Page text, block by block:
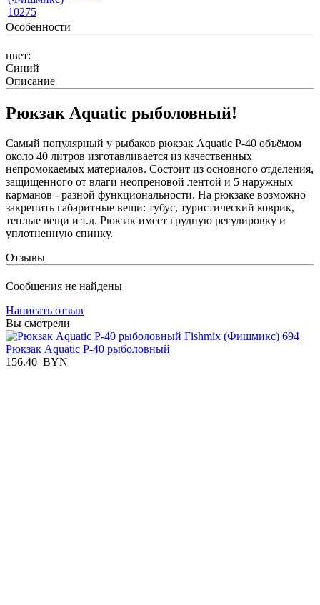
Особенности
цвет:
Синий
Описание
Рюкзак Aquatic рыболовный!
Самый популярный у рыбаков рюкзак Aquatic Р-40 объёмом
около 40 литров изготавливается из качественных
непромокаемых материалов. Состоит из основного отделения,
защищенного от влаги неопреновой лентой и 5 наружных
карманов - разной функциональности. На рюкзаке возможно
закрепить габаритные вещи: тубус, туристический коврик,
теплые вещи и т.д. Рюкзак имеет грудную регулировку и
уплотненную спинку.
Отзывы
Сообщения не найдены
Написать отзыв
Вы смотрели
Рюкзак Aquatic Р-40 рыболовный
156.40 BYN